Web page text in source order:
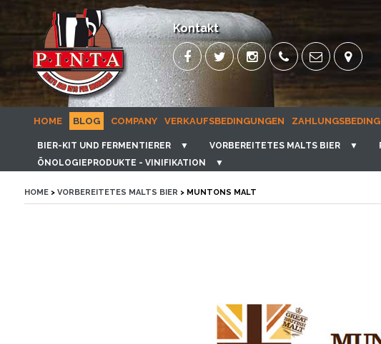
Kontakt
HOME BLOG COMPANY VERKAUFSBEDINGUNGEN
BIER-KIT UND FERMENTIERER ▼ VORBEREITETES MALTS BIER ▼
ÖNOLOGIEPRODUKTE - VINIFIKATION
▼
HOME> VORBEREITETES MALTS BIER> MUNTONS MALT